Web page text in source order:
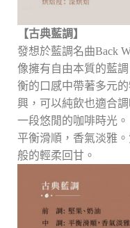
【古典藍調】
發想於藍調名曲Back
像擁有自由本質的藍
衡的口感中帶著多元
興，可以純飲也適合
一段悠閒的咖啡時光。
平衡滑順，香氣淡雅
般的輕柔回甘。